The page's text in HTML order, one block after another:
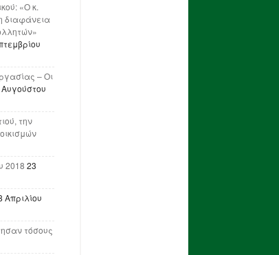
«Ο κ.
διαφάνεια
– Οι
την
2018 23
Απριλίου
τόσους